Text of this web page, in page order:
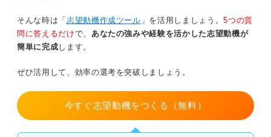
そんな時は「 志望動機作成ツール 」を活用しましょう。5つの質
問に答えるだけで、 あなたの強みや経験を活かした志望動機が
簡単に完成します。
ぜひ活用して、効率の選考を突破しましょう。
今すぐ志望動機をつくる（無料）